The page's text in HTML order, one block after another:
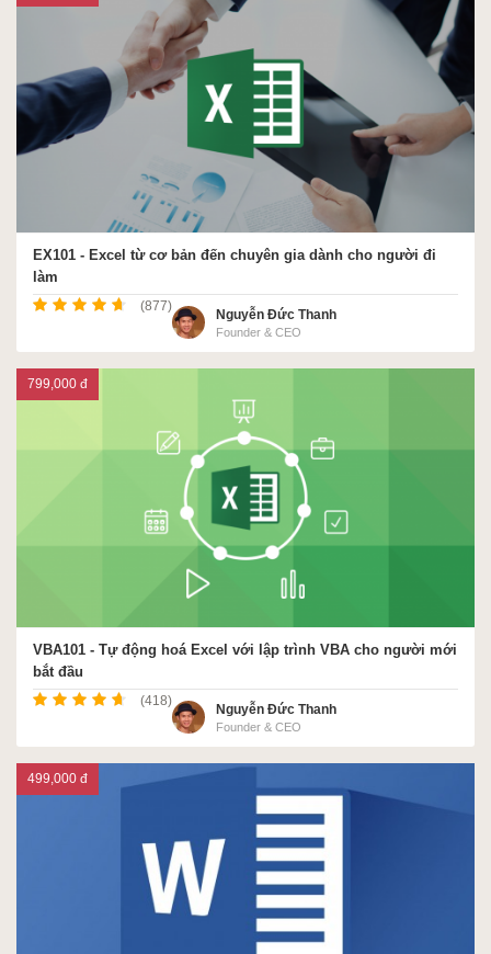
EX101 - Excel từ cơ bản đến chuyên gia dành cho người đi
làm
(877)
Nguyễn Đức Thanh
Founder & CEO
VBA101 - Tự động hoá Excel với lập trình VBA cho người mới
bắt đầu
(418)
Nguyễn Đức Thanh
Founder & CEO
799,000 đ
499,000 đ